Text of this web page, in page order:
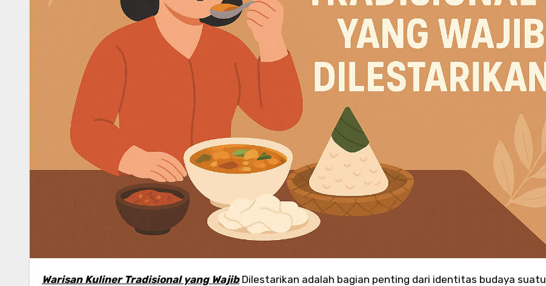
Warisan Kuliner Tradisional yang WajibDilestarikan adalah bagian penting dari identitas budaya suatu